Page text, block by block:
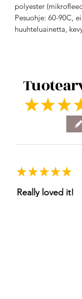
polyester
Pesuohje: 60-90C,
huuhteluainetta,
★ ★ ★
★ ★ ★ ★ ★
Really loved it!